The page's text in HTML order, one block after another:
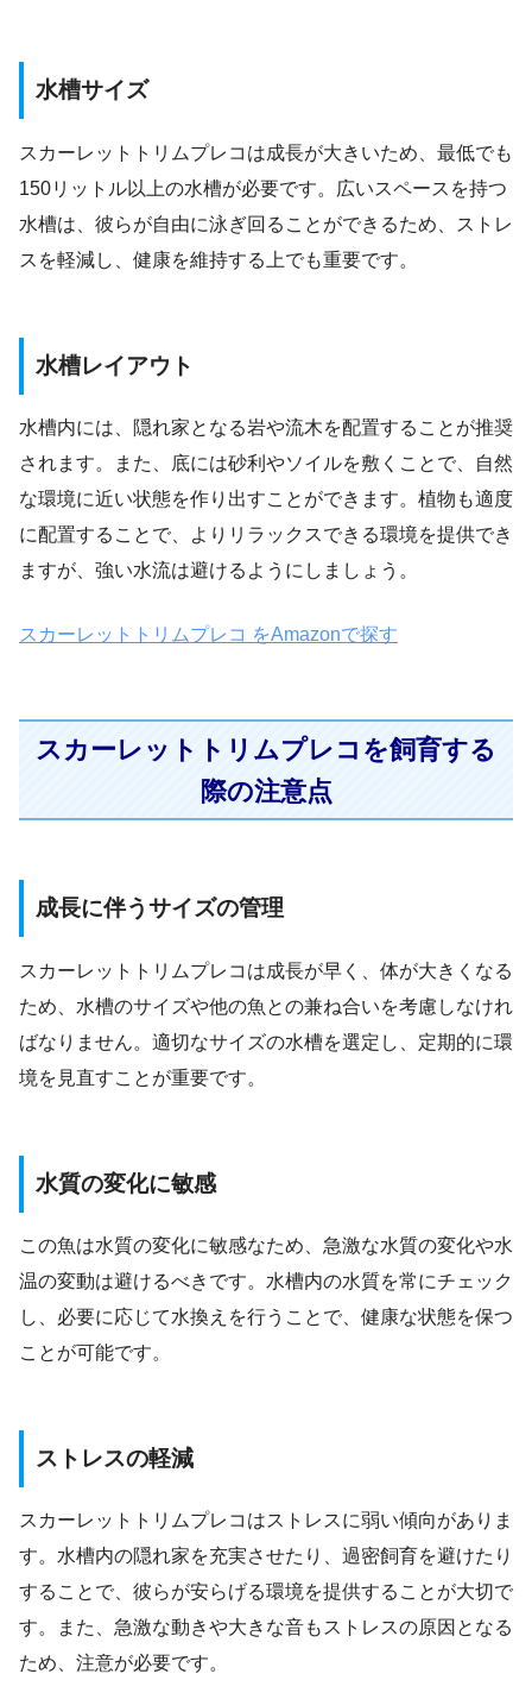
水槽サイズ
スカーレットトリムプレコは成長が大きいため、最低でも
150リットル以上の水槽が必要です。広いスペースを持つ
水槽は、彼らが自由に泳ぎ回ることができるため、ストレ
スを軽減し、健康を維持する上でも重要です。
水槽レイアウト
水槽内には、隠れ家となる岩や流木を配置することが推奨
されます。また、底には砂利やソイルを敷くことで、自然
な環境に近い状態を作り出すことができます。植物も適度
に配置することで、よりリラックスできる環境を提供でき
ますが、強い水流は避けるようにしましょう。
スカーレットトリムプレコ をAmazonで探す
スカーレットトリムプレコを飼育する
際の注意点
成長に伴うサイズの管理
スカーレットトリムプレコは成長が早く、体が大きくなる
ため、水槽のサイズや他の魚との兼ね合いを考慮しなけれ
ばなりません。適切なサイズの水槽を選定し、定期的に環
境を見直すことが重要です。
水質の変化に敏感
この魚は水質の変化に敏感なため、急激な水質の変化や水
温の変動は避けるべきです。水槽内の水質を常にチェック
し、必要に応じて水換えを行うことで、健康な状態を保つ
ことが可能です。
ストレスの軽減
スカーレットトリムプレコはストレスに弱い傾向がありま
す。水槽内の隠れ家を充実させたり、過密飼育を避けたり
することで、彼らが安らげる環境を提供することが大切で
す。また、急激な動きや大きな音もストレスの原因となる
ため、注意が必要です。